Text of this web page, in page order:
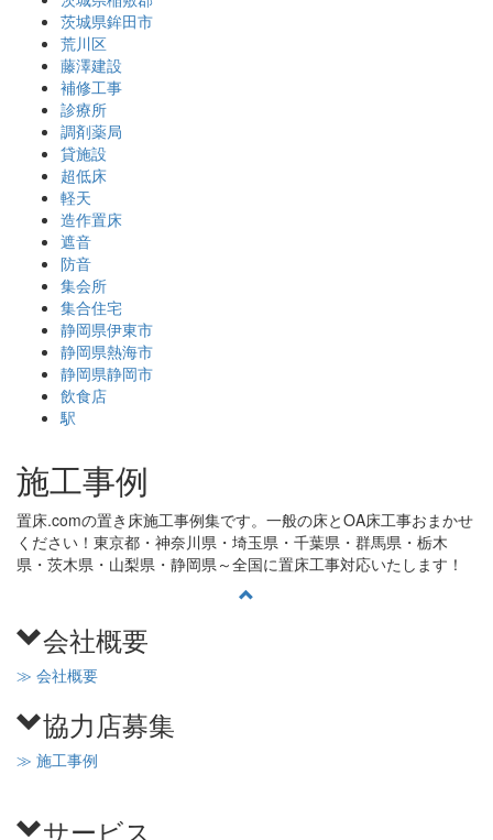
茨城県鉾田市
荒川区
藤澤建設
補修工事
診療所
調剤薬局
貸施設
超低床
軽天
造作置床
遮音
防音
集会所
集合住宅
静岡県伊東市
静岡県熱海市
静岡県静岡市
飲食店
駅
施工事例
置床.comの置き床施工事例集です。一般の床とOA床工事おまかせ
ください！東京都・神奈川県・埼玉県・千葉県・群馬県・栃木
県・茨木県・山梨県・静岡県～全国に置床工事対応いたします！
会社概要
≫ 会社概要
協力店募集
≫ 施工事例
サービス